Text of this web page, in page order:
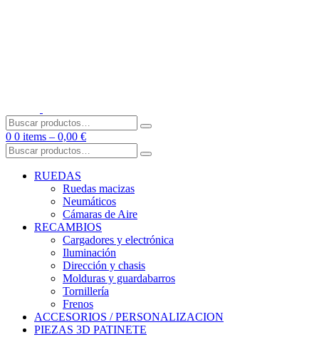
Buscar
por:
0 0 items – 0,00 €
Buscar
por:
RUEDAS
Ruedas macizas
Neumáticos
Cámaras de Aire
RECAMBIOS
Cargadores y electrónica
Iluminación
Dirección y chasis
Molduras y guardabarros
Tornillería
Frenos
ACCESORIOS / PERSONALIZACION
PIEZAS 3D PATINETE